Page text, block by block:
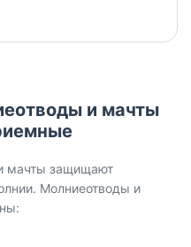
и мачты
мачты защищают
Молниеотводы и